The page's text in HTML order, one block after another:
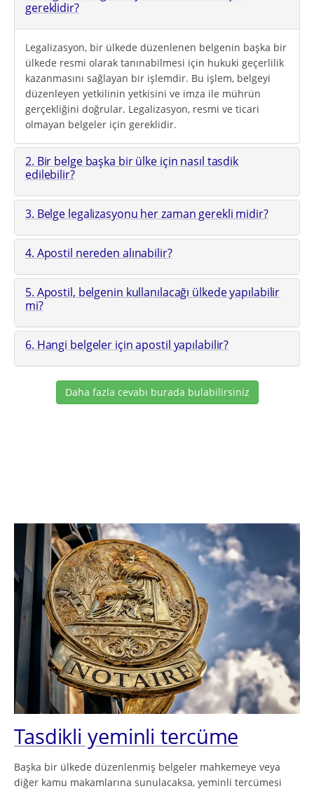
gereklidir?
Legalizasyon, bir ülkede düzenlenen belgenin başka bir
ülkede resmi olarak tanınabilmesi için hukuki geçerlilik
kazanmasını sağlayan bir işlemdir. Bu işlem, belgeyi
düzenleyen yetkilinin yetkisini ve imza ile mührün
gerçekliğini doğrular. Legalizasyon, resmi ve ticari
olmayan belgeler için gereklidir.
2. Bir belge başka bir ülke için nasıl tasdik
edilebilir?
3. Belge legalizasyonu her zaman gerekli midir?
4. Apostil nereden alınabilir?
5. Apostil, belgenin kullanılacağı ülkede yapılabilir
mi?
6. Hangi belgeler için apostil yapılabilir?
Daha fazla cevabı burada bulabilirsiniz
Tasdikli yeminli tercüme
Başka bir ülkede düzenlenmiş belgeler mahkemeye veya
diğer kamu makamlarına sunulacaksa, yeminli tercümesi